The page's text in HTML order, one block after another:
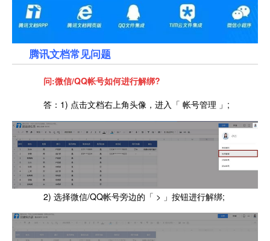
腾讯文档常见问题
问:微信/QQ帐号如何进行解绑?
答：1) 点击文档右上角头像，进入「 帐号管理 」;
2) 选择微信/QQ帐号旁边的「 > 」按钮进行解绑;